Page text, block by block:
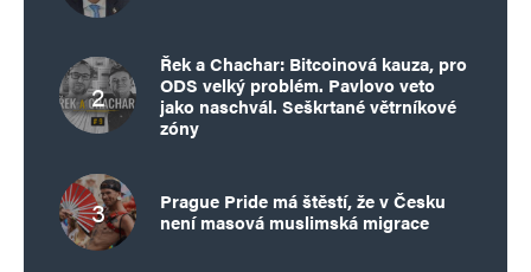
Řek a Chachar: Bitcoinová kauza, pro
ODS velký problém. Pavlovo veto
jako naschvál. Seškrtané větrníkové
zóny
Prague Pride má štěstí, že v Česku
není masová muslimská migrace